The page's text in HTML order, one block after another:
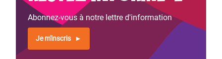
Abonnez-vous à notre lettre d'information
Je m'inscris